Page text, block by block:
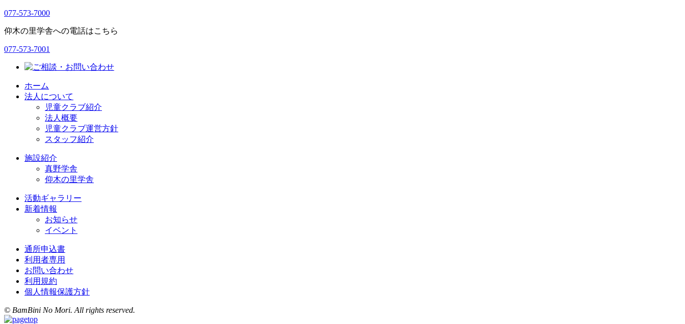
077-573-7000
仰木の里学舎への電話はこちら
077-573-7001
ホーム
法人について
児童クラブ紹介
法人概要
児童クラブ運営方針
スタッフ紹介
施設紹介
真野学舎
仰木の里学舎
活動ギャラリー
新着情報
お知らせ
イベント
通所申込書
利用者専用
お問い合わせ
利用規約
個人情報保護方針
© BamBini No Mori. All rights reserved.